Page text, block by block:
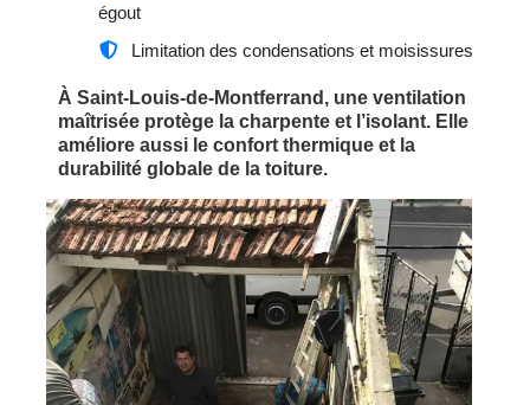
égout
Limitation des condensations et moisissures
À Saint-Louis-de-Montferrand, une ventilation
maîtrisée protège la charpente et l’isolant. Elle
améliore aussi le confort thermique et la
durabilité globale de la toiture.